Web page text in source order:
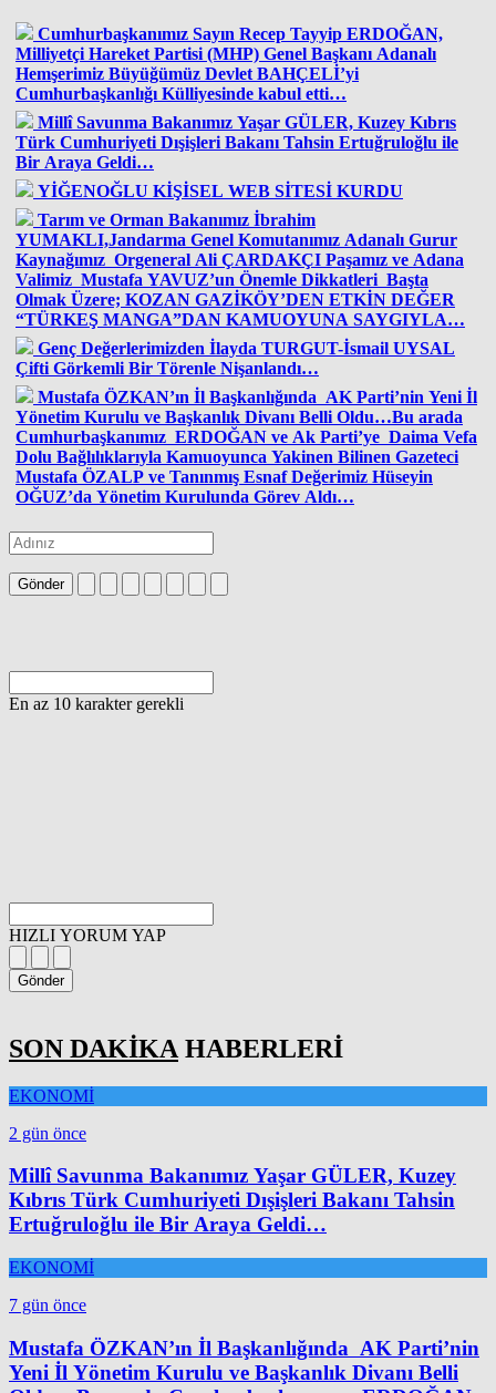
Cumhurbaşkanımız Sayın Recep Tayyip ERDOĞAN,
Milliyetçi Hareket Partisi (MHP) Genel Başkanı Adanalı
Hemşerimiz Büyüğümüz Devlet BAHÇELİ’yi
Cumhurbaşkanlığı Külliyesinde kabul etti…
Millî Savunma Bakanımız Yaşar GÜLER, Kuzey Kıbrıs
Türk Cumhuriyeti Dışişleri Bakanı Tahsin Ertuğruloğlu ile
Bir Araya Geldi…
YİĞENOĞLU KİŞİSEL WEB SİTESİ KURDU
Tarım ve Orman Bakanımız İbrahim
YUMAKLI,Jandarma Genel Komutanımız Adanalı Gurur
Kaynağımız Orgeneral Ali ÇARDAKÇI Paşamız ve Adana
Valimiz Mustafa YAVUZ’un Önemle Dikkatleri Başta
Olmak Üzere; KOZAN GAZİKÖY’DEN ETKİN DEĞER
“TÜRKEŞ MANGA”DAN KAMUOYUNA SAYGIYLA…
Genç Değerlerimizden İlayda TURGUT-İsmail UYSAL
Çifti Görkemli Bir Törenle Nişanlandı…
Mustafa ÖZKAN’ın İl Başkanlığında AK Parti’nin Yeni İl
Yönetim Kurulu ve Başkanlık Divanı Belli Oldu…Bu arada
Cumhurbaşkanımız ERDOĞAN ve Ak Parti’ye Daima Vefa
Dolu Bağlılıklarıyla Kamuoyunca Yakinen Bilinen Gazeteci
Mustafa ÖZALP ve Tanınmış Esnaf Değerimiz Hüseyin
OĞUZ’da Yönetim Kurulunda Görev Aldı…
Gönder
En az 10 karakter gerekli
HIZLI YORUM YAP
Gönder
SON DAKİKA HABERLERİ
EKONOMİ
2 gün önce
Millî Savunma Bakanımız Yaşar GÜLER, Kuzey
Kıbrıs Türk Cumhuriyeti Dışişleri Bakanı Tahsin
Ertuğruloğlu ile Bir Araya Geldi…
EKONOMİ
7 gün önce
Mustafa ÖZKAN’ın İl Başkanlığında AK Parti’nin
Yeni İl Yönetim Kurulu ve Başkanlık Divanı Belli